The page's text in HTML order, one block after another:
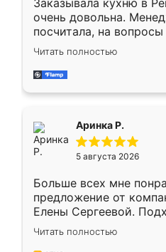
Заказывала кухню в
очень довольна.
посчитала, на вопросы
Замерщик приехал в
делу со всей
за день, ребята
Читать полностью
Аринка Р.
5 августа 2026
Больше всех мне
предложение от
Елены Сергеевой.
короткие сроки
для замера сотрудник
Читать полностью